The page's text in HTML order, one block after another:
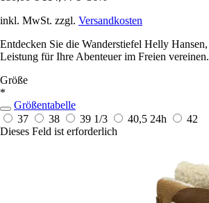
inkl. MwSt. zzgl. Versandkosten
Entdecken Sie die Wanderstiefel Helly
Leistung für Ihre Abenteuer im Freien vereinen.
Größe
*
Größentabelle
37
38 39 1/3 40,5 24h
42
Dieses Feld ist erforderlich